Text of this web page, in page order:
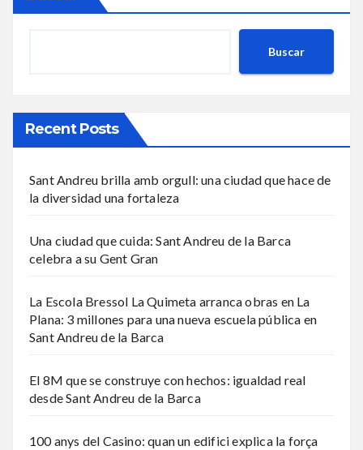
Buscar
Recent Posts
Sant Andreu brilla amb orgull: una ciudad que hace de
la diversidad una fortaleza
Una ciudad que cuida: Sant Andreu de la Barca
celebra a su Gent Gran
La Escola Bressol La Quimeta arranca obras en La
Plana: 3 millones para una nueva escuela pública en
Sant Andreu de la Barca
El 8M que se construye con hechos: igualdad real
desde Sant Andreu de la Barca
100 anys del Casino: quan un edifici explica la força